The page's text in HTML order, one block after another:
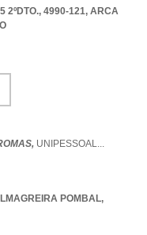
2ºDTO., 4990-121, ARCA
UNIPESSOAL...
POMBAL,